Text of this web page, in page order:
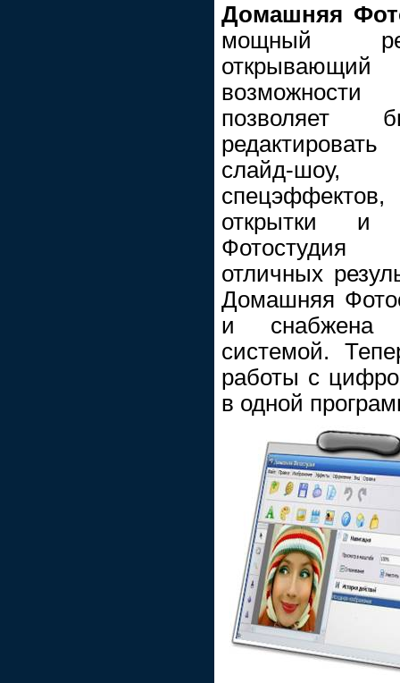
Домашняя
мощный
позволяет
слайд-
открытки и
Фотостудия
отличных
Домашняя
и снабжена
системой.
работы с
в одной